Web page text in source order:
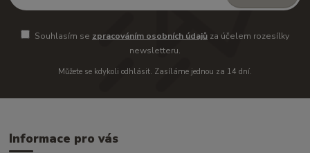
Souhlasím se zpracováním osobních údajůza účelem rozesílky
newsletteru.
Můžete se kdykoli odhlásit. Zasíláme jednou za 14 dní.
Informace pro vás